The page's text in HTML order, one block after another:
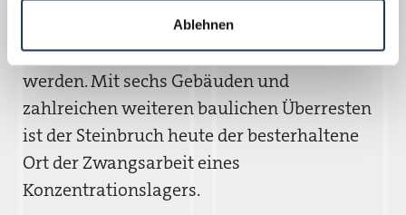
Ablehnen
kommenden Jahren schrittweise in die
Arbeit der KZ-Gedenkstätte eingebunden
werden. Mit sechs Gebäuden und
zahlreichen weiteren baulichen Überresten
ist der Steinbruch heute der besterhaltene
Ort der Zwangsarbeit eines
Konzentrationslagers.